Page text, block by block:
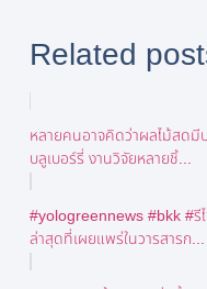
Related
หลายคนอาจคิดว่าผลไม้สดมี
บลูเบอร์รี่ งานวิจัยหลายชิ้...
#yologreennews #bkk #รี
ล่าสุดที่เผยแพร่ในวารสารก...